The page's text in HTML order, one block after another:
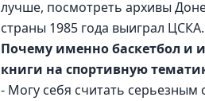
лучше, посмотреть архивы
страны 1985 года выиграл ЦСКА.
Почему именно баскетбол и
книги на спортивную
- Могу себя считать серьезным